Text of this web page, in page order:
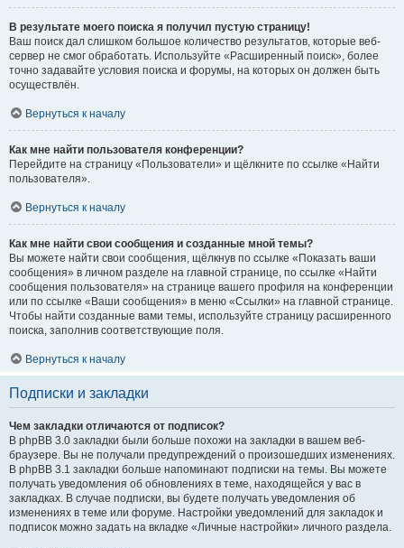
В результате моего поиска я получил пустую страницу!
Ваш поиск дал слишком большое количество результатов, которые веб-
сервер не смог обработать. Используйте «Расширенный поиск», более
точно задавайте условия поиска и форумы, на которых он должен быть
осуществлён.
Вернуться к началу
Как мне найти пользователя конференции?
Перейдите на страницу «Пользователи» и щёлкните по ссылке «Найти
пользователя».
Вернуться к началу
Как мне найти свои сообщения и созданные мной темы?
Вы можете найти свои сообщения, щёлкнув по ссылке «Показать ваши
сообщения» в личном разделе на главной странице, по ссылке «Найти
сообщения пользователя» на странице вашего профиля на конференции
или по ссылке «Ваши сообщения» в меню «Ссылки» на главной странице.
Чтобы найти созданные вами темы, используйте страницу расширенного
поиска, заполнив соответствующие поля.
Вернуться к началу
Подписки и закладки
Чем закладки отличаются от подписок?
В phpBB 3.0 закладки были больше похожи на закладки в вашем веб-
браузере. Вы не получали предупреждений о произошедших изменениях.
В phpBB 3.1 закладки больше напоминают подписки на темы. Вы можете
получать уведомления об обновлениях в теме, находящейся у вас в
закладках. В случае подписки, вы будете получать уведомления об
изменениях в теме или форуме. Настройки уведомлений для закладок и
подписок можно задать на вкладке «Личные настройки» личного раздела.